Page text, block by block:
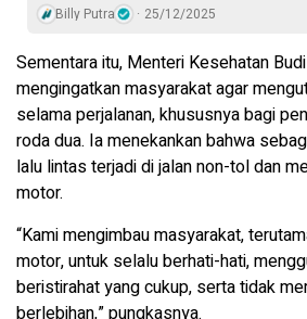
Billy Putra 25/12/2025
Sementara itu, Menteri Kesehatan
mengingatkan masyarakat agar
selama perjalanan, khususnya bagi
roda dua. Ia menekankan bahwa
lalu lintas terjadi di jalan non-tol dan
motor.
“Kami mengimbau masyarakat,
motor, untuk selalu berhati-hati,
beristirahat yang cukup, serta tidak
berlebihan,” pungkasnya.